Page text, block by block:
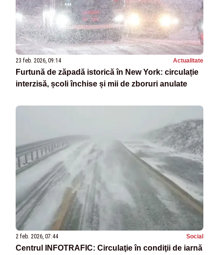
23 feb. 2026, 09:14 Actualitate
Furtună de zăpadă istorică în New York: circulație
interzisă, școli închise și mii de zboruri anulate
2 feb. 2026, 07:44 Social
Centrul INFOTRAFIC: Circulaţie în condiţii de iarnă